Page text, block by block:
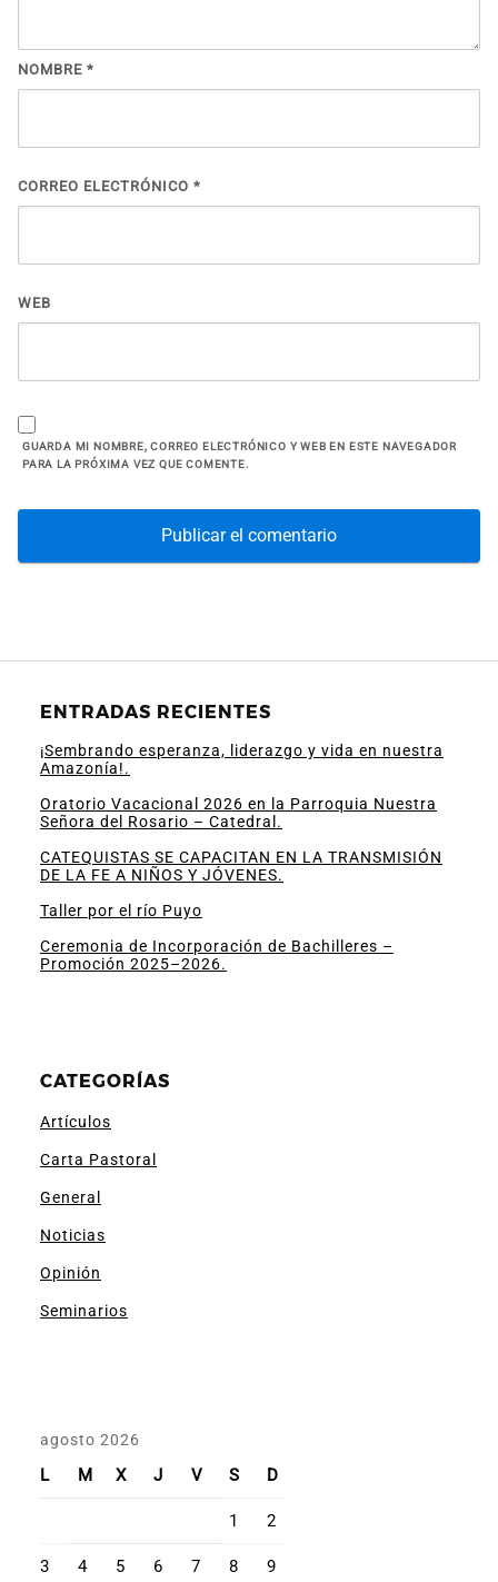
NOMBRE *
CORREO ELECTRÓNICO *
WEB
GUARDA MI NOMBRE, CORREO ELECTRÓNICO Y WEB EN ESTE NAVEGADOR
PARA LA PRÓXIMA VEZ QUE COMENTE.
ENTRADAS RECIENTES
¡Sembrando esperanza, liderazgo y vida en nuestra
Amazonía!.
Oratorio Vacacional 2026 en la Parroquia Nuestra
Señora del Rosario – Catedral.
CATEQUISTAS SE CAPACITAN EN LA TRANSMISIÓN
DE LA FE A NIÑOS Y JÓVENES.
Taller por el río Puyo
Ceremonia de Incorporación de Bachilleres –
Promoción 2025–2026.
CATEGORÍAS
Artículos
Carta Pastoral
General
Noticias
Opinión
Seminarios
agosto 2026
L M X J V S D
1 2
3 4 5 6 7 8 9